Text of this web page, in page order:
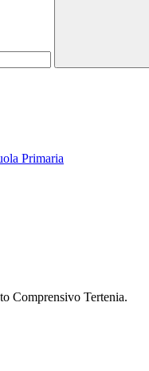
Primaria
Comprensivo Tertenia.